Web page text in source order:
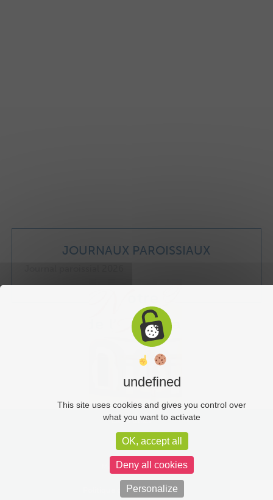
JOURNAUX PAROISSIAUX
Liens utiles
Plan du site
Mentions légales
Politique de confidentialité
undefined
This site uses cookies and gives you control over
what you want to activate
OK, accept all
Deny all cookies
Personalize